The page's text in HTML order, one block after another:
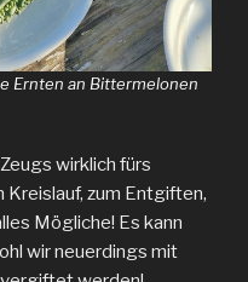
Ernten an Bittermelonen
wirklich fürs
zum Entgiften,
Mögliche! Es kann
wir neuerdings mit